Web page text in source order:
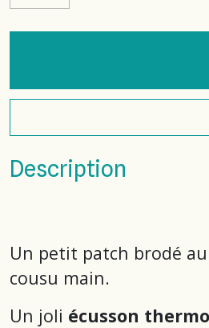
Description
Un petit patch brodé
cousu main.
Un joli écusson